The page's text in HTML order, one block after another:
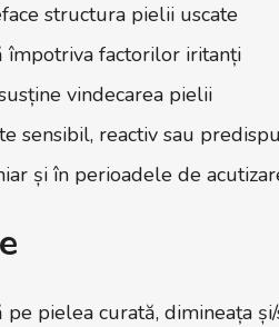
structura pielii uscate
împotriva factorilor iritanți
vindecarea pielii
sensibil, reactiv sau
și în perioadele de
pielea curată, dimineața